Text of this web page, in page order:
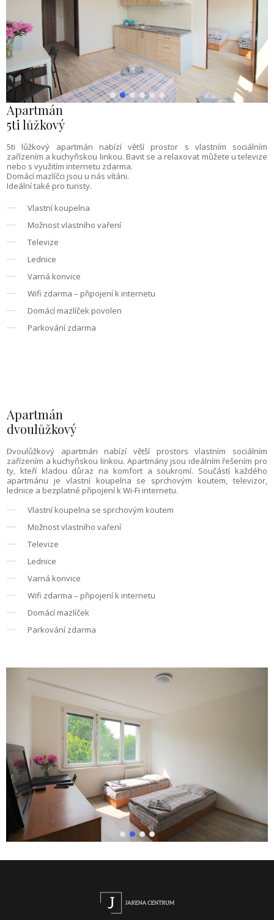
Apartmán
5ti lůžkový
5ti lůžkový apartmán nabízí větší prostor s vlastním sociálním
zařízením a kuchyňskou linkou. Bavit se a relaxovat můžete u televize
nebo s využitím internetu zdarma.
Domácí mazlíčci jsou u nás vítáni.
Ideální také pro turisty.
Vlastní koupelna
Možnost vlastního vaření
Televize
Lednice
Varná konvice
Wifi zdarma – připojení k internetu
Domácí mazlíček povolen
Parkování zdarma
Apartmán
dvoulůžkový
Dvoulůžkový apartmán nabízí větší prostors vlastním sociálním
zařízením a kuchyňskou linkou. Apartmány jsou ideálním řešením pro
ty, kteří kladou důraz na komfort a soukromí. Součástí každého
apartmánu je vlastní koupelna se sprchovým koutem, televizor,
lednice a bezplatné připojení k Wi-Fi internetu.
Vlastní koupelna se sprchovým koutem
Možnost vlastního vaření
Televize
Lednice
Varná konvice
Wifi zdarma – připojení k internetu
Domácí mazlíček
Parkování zdarma